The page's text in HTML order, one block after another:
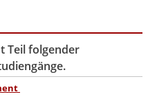
Teil folgender